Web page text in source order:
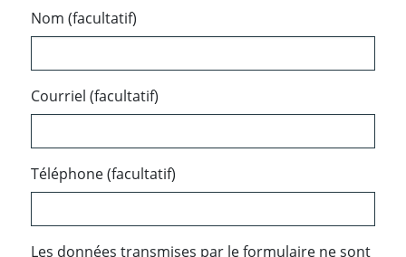
Nom (facultatif)
Courriel (facultatif)
Téléphone (facultatif)
Les données transmises par le formulaire ne sont